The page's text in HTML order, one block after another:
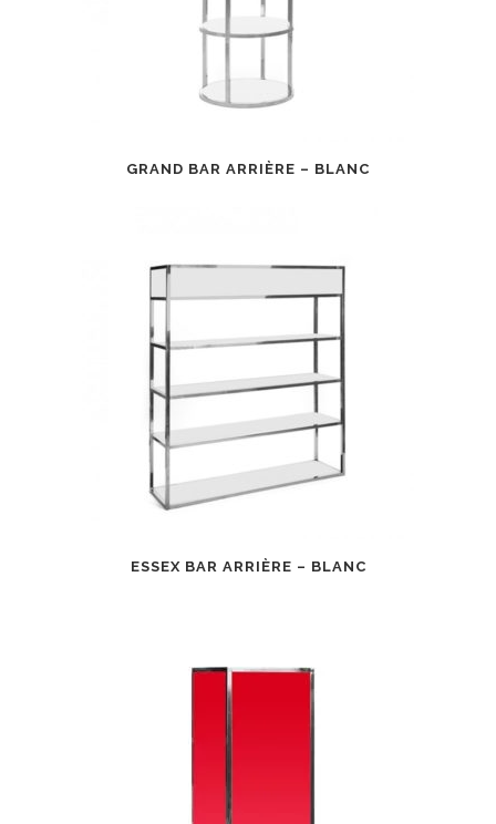
GRAND BAR ARRIÈRE – BLANC
ESSEX BAR ARRIÈRE – BLANC